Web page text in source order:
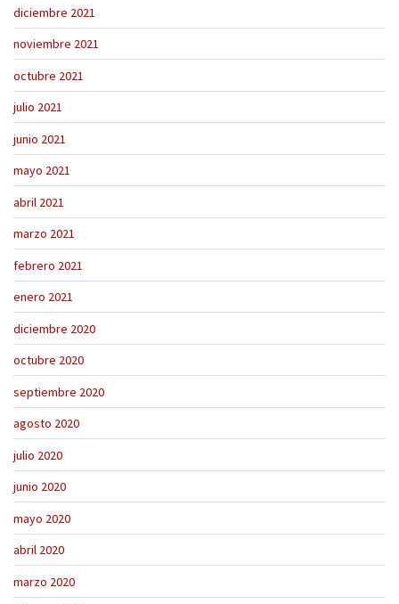
diciembre 2021
noviembre 2021
octubre 2021
julio 2021
junio 2021
mayo 2021
abril 2021
marzo 2021
febrero 2021
enero 2021
diciembre 2020
octubre 2020
septiembre 2020
agosto 2020
julio 2020
junio 2020
mayo 2020
abril 2020
marzo 2020